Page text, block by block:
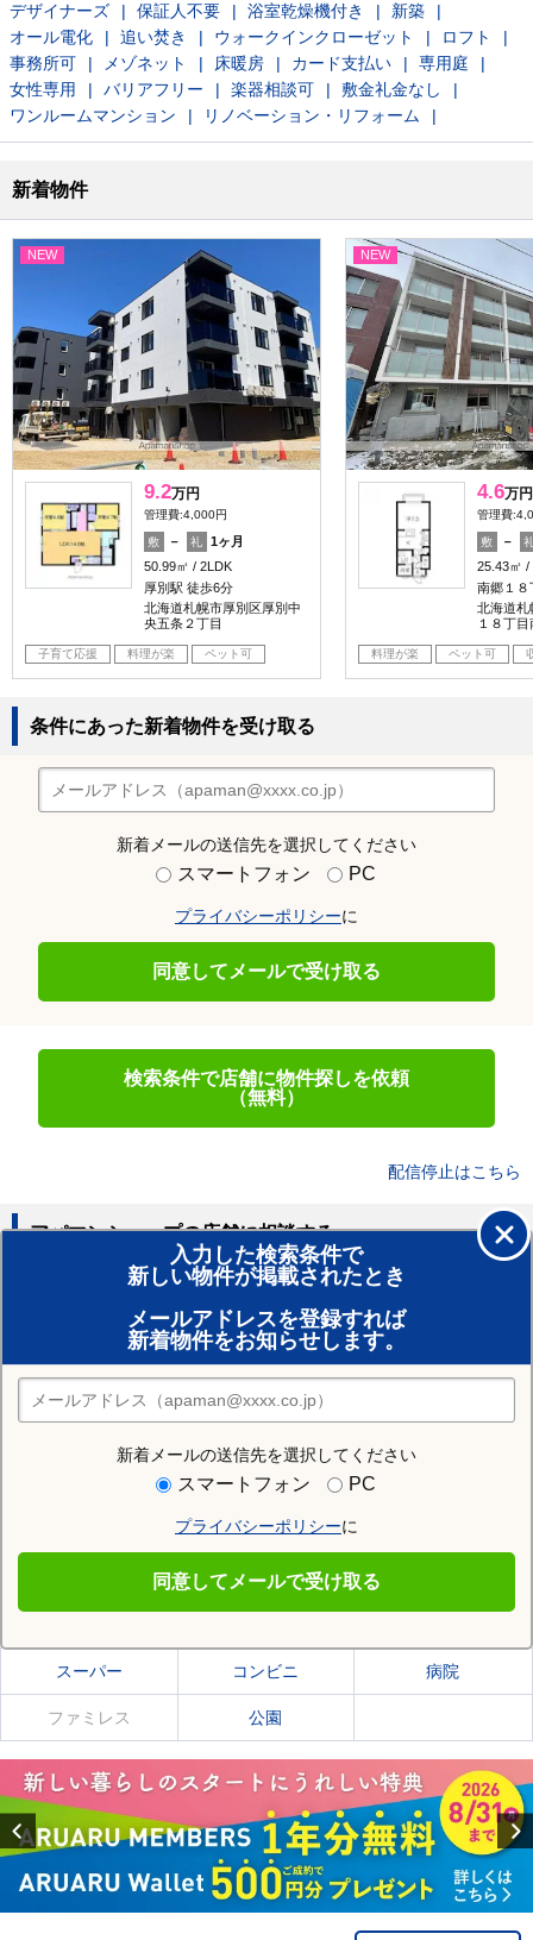
デザイナーズ
保証人不要 浴室乾燥機付き
新築
オール電化
追い焚き ウォークインクローゼット
ロフト
事務所可
メゾネット 床暖房 カード支払い
専用庭
女性専用
バリアフリー 楽器相談可
敷金礼金なし
ワンルームマンション
リノベーション・リフォーム
新着物件
NEW
9.2万円
管理費:4,000円
敷 － 礼
1ヶ月
50.99㎡
2LDK
厚別駅 徒歩6分
北海道札幌市厚別区厚別中
央五条２丁目
子育て応援 料理が楽 ペット可
NEW
4.6万円
管理費
敷 －
25.43㎡
南郷１８
北海道札
１８丁目
料理が楽 ペット可
条件にあった新着物件を受け取る
新着メールの送信先を選択してください
スマートフォン PC
プライバシーポリシーに
同意してメールで受け取る
検索条件で店舗に物件探しを依頼
（無料）
配信停止はこちら
入力した検索条件で
新しい物件が掲載されたとき
メールアドレスを登録すれば
新着物件をお知らせします。
新着メールの送信先を選択してください
スマートフォン PC
プライバシーポリシーに
同意してメールで受け取る
アパマンショップの店舗に相談する
賃貸のプロがお部屋探し！
おまかせ物件リクエスト
住みたい街の店舗を探す
店舗検索
住む街研究所で根室市の情報を見る
根室市の施設一覧
スーパー コンビニ 病院
ファミレス 公園
Previous